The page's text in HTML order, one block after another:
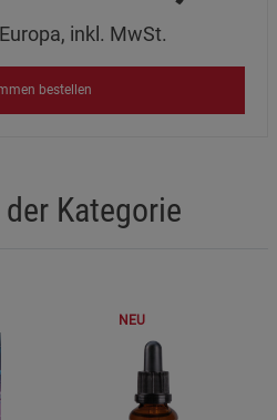
inkl. MwSt.
bestellen
Kategorie
NEU